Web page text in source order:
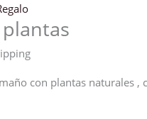
con plantas naturales ,